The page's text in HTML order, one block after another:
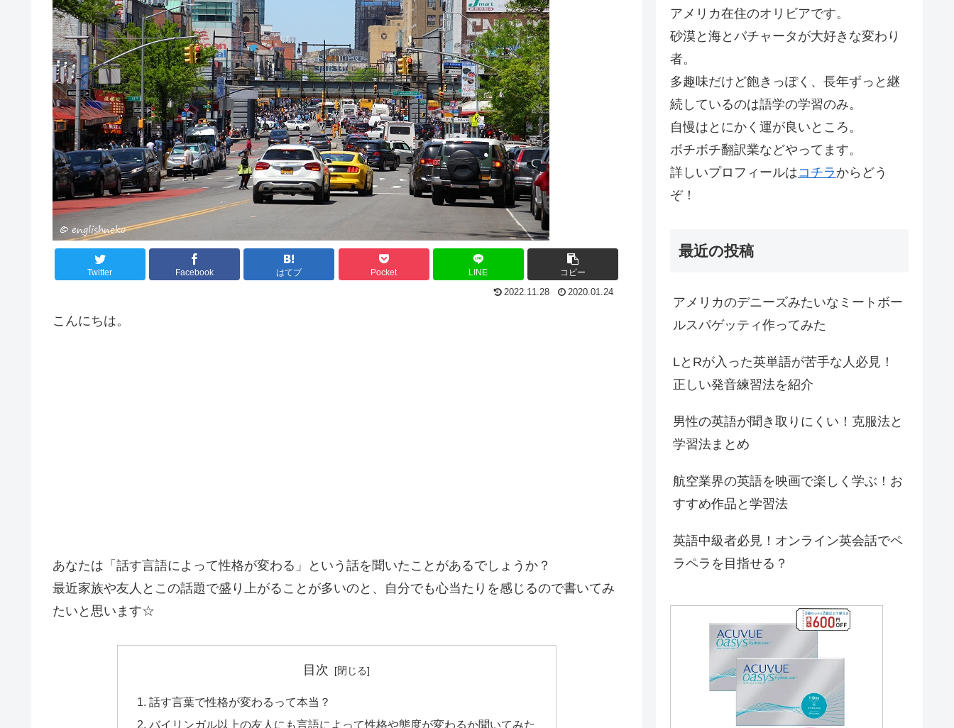
Twitter Facebook はてブ Pocket LINE コピー
2022.11.28 2020.01.24
こんにちは。
あなたは「話す言語によって性格が変わる」という話を聞いたことがあるでしょうか？
最近家族や友人とこの話題で盛り上がることが多いのと、自分でも心当たりを感じるので書いてみ
たいと思います☆
目次
話す言葉で性格が変わるって本当？
バイリンガル以上の友人にも言語によって性格や態度が変わるか聞いてみた
アメリカ在住のオリビアです。
砂漠と海とバチャータが大好きな変わり
者。
多趣味だけど飽きっぽく、長年ずっと継
続しているのは語学の学習のみ。
自慢はとにかく運が良いところ。
ボチボチ翻訳業などやってます。
詳しいプロフィールはコチラ からどう
ぞ！
最近の投稿
アメリカのデニーズみたいなミートボー
ルスパゲッティ作ってみた
LとRが入った英単語が苦手な人必見！
正しい発音練習法を紹介
男性の英語が聞き取りにくい！克服法と
学習法まとめ
航空業界の英語を映画で楽しく学ぶ！お
すすめ作品と学習法
英語中級者必見！オンライン英会話でペ
ラペラを目指せる？